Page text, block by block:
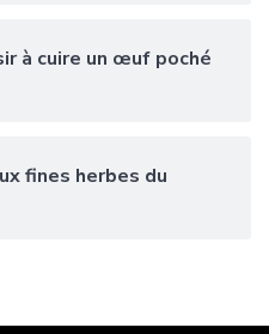
à cuire un œuf poché
fines herbes du